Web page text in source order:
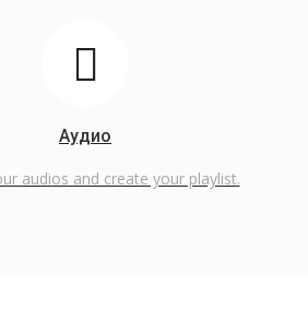
Аудио
audios and create your playlist.